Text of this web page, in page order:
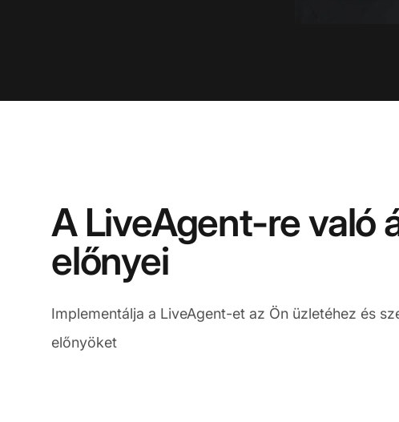
A LiveAgent-re való
előnyei
Implementálja a LiveAgent-et az Ön üzletéhez és
előnyöket